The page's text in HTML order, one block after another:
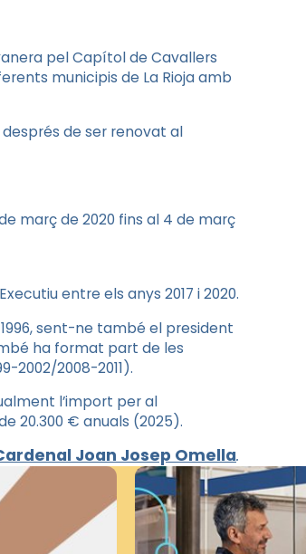
pel Capítol de Cavallers
municipis de La Rioja amb
de ser renovat al
març de 2020 fins al 4 de març
entre els anys 2017 i 2020.
sent-ne també el president
ha format part de les
2002/2008-2011).
l’import per al
20.300 € anuals (2025).
Joan Josep Omella.